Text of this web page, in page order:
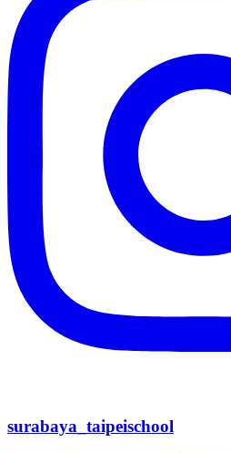
surabaya_taipeischool